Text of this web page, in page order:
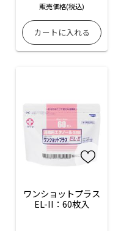
販売価格(税込)
ワンショットプラス
EL-II：60枚入